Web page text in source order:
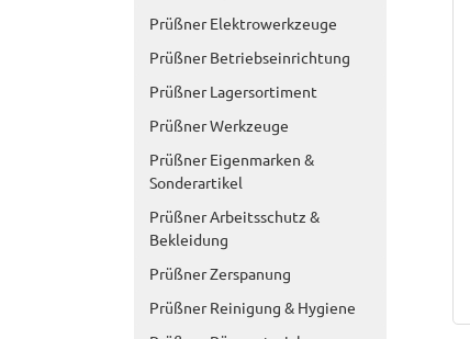
Prüßner Elektrowerkzeuge
Prüßner Betriebseinrichtung
Prüßner Lagersortiment
Prüßner Werkzeuge
Prüßner Eigenmarken &
Sonderartikel
Prüßner Arbeitsschutz &
Bekleidung
Prüßner Zerspanung
Prüßner Reinigung & Hygiene